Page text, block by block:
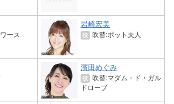
ース
崎宏美
役 吹替:ポット夫人
濱田めぐみ
役 吹替:マダム・ド・ガル
ドローブ